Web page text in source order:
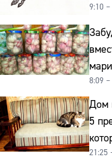
9:10 –
8:09 –
Дом
5
21:25